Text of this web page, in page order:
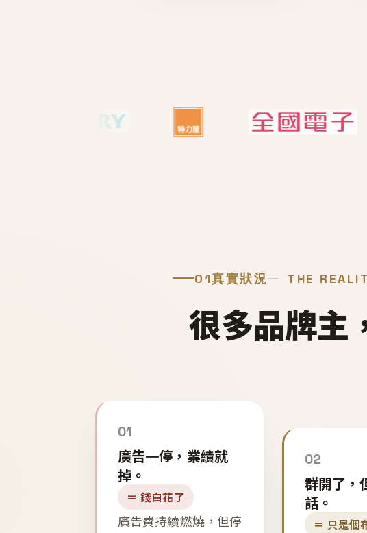
01真實狀況 THE
很多品牌主
01
廣告一停，業績就
掉。
＝ 錢白花了
廣告費持續燃燒，但停
02
群開了，
話。
＝ 只是個